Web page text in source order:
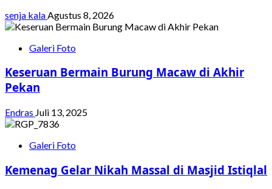
senja kala Agustus 8, 2026
Galeri Foto
Keseruan Bermain Burung Macaw di Akhir
Pekan
Endras Juli 13, 2025
Galeri Foto
Kemenag Gelar Nikah Massal di Masjid Istiqlal